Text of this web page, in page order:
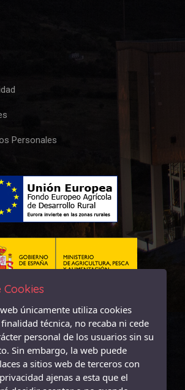
Personales
Cookies
únicamente utiliza cookies
técnica, no recaba ni cede
personal de los usuarios sin su
Sin embargo, la web puede
a sitios web de terceros con
ajenas a esta que el